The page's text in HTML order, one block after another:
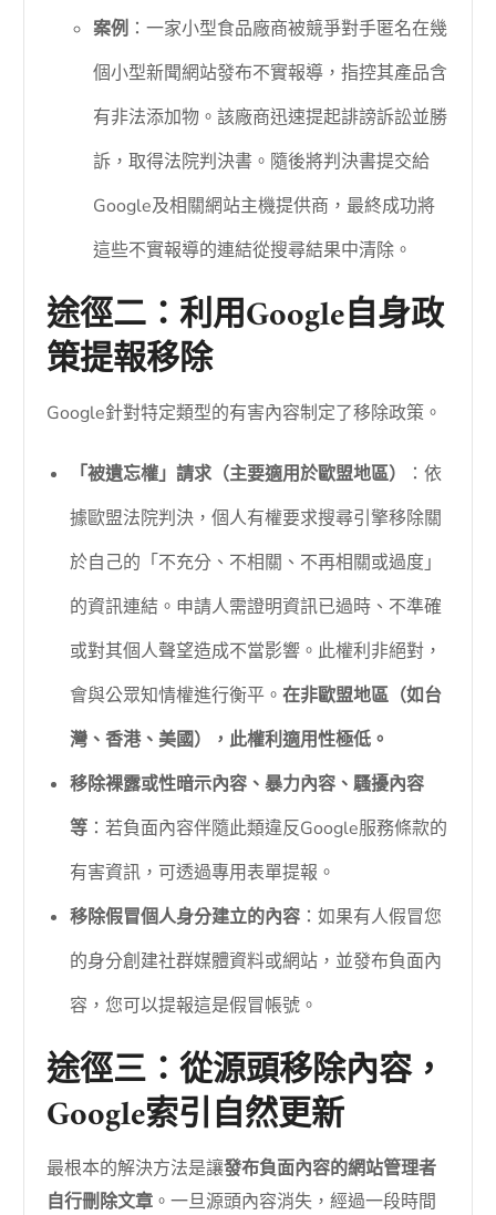
案例 ：一家小型食品廠商被競爭對手匿名在幾
個小型新聞網站發布不實報導，指控其產品含
有非法添加物。該廠商迅速提起誹謗訴訟並勝
訴，取得法院判決書。隨後將判決書提交給
Google及相關網站主機提供商，最終成功將
這些不實報導的連結從搜尋結果中清除。
途徑二：利用Google自身政
策提報移除
Google針對特定類型的有害內容制定了移除政策。
「被遺忘權」請求（主要適用於歐盟地區）
：依
據歐盟法院判決，個人有權要求搜尋引擎移除關
於自己的「不充分、不相關、不再相關或過度」
的資訊連結。申請人需證明資訊已過時、不準確
或對其個人聲望造成不當影響。此權利非絕對，
會與公眾知情權進行衡平。在非歐盟地區（如台
灣、香港、美國），此權利適用性極低。
移除裸露或性暗示內容、暴力內容、騷擾內容
等 ：若負面內容伴隨此類違反Google服務條款的
有害資訊，可透過專用表單提報。
移除假冒個人身分建立的內容 ：如果有人假冒您
的身分創建社群媒體資料或網站，並發布負面內
容，您可以提報這是假冒帳號。
途徑三：從源頭移除內容，
Google索引自然更新
最根本的解決方法是讓發布負面內容的網站管理者
自行刪除文章 。一旦源頭內容消失，經過一段時間